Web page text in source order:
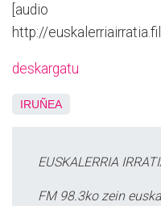
[audio
http://
deskargatu
IRUÑEA
EUSKALERRIA
FM 98.3ko zein